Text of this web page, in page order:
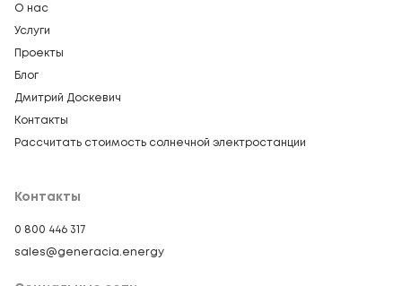
О нас
Услуги
Проекты
Блог
Дмитрий Доскевич
Контакты
Рассчитать стоимость солнечной электростанции
Контакты
0 800 446 317
sales@generacia.energy